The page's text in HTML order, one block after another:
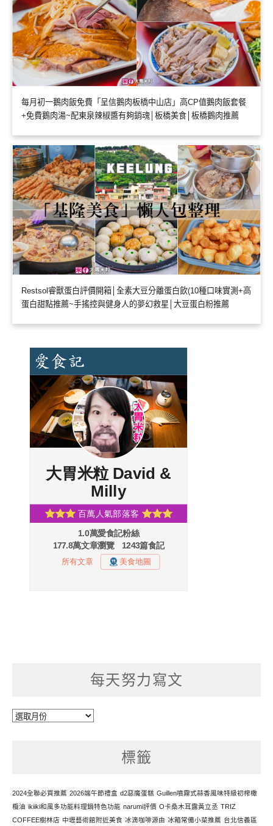
每月初一鵝肉飯免費「呈信鵝肉板橋中山店」高CP值鵝肉飯套餐
+免費鵝肉湯~配東泉辣椒醬有夠銷魂│板橋美食│板橋鵝肉推薦
Restsol睿獸蛋白評價開箱│全素大豆分離蛋白飲(10種口味實測+高
蛋白甜點推薦~手搖控與健身人的夢幻救星│大豆蛋白粉推薦
每天努力寫文
每
標籤
2024全聯必買推薦 2026端午節禮盒 d2惡魔蛋糕 Guillen噴霧式蒜香風味特級初榨橄
欖油 ikiiki和風多功能料理鍋特色功能 narumi評價 O卡桑木耳露黃立丞 TRIZ
COFFEE樹林店 中壢藝術館附近美食 冰滴咖啡源由 冰箱常備小菜推薦 台北信義區